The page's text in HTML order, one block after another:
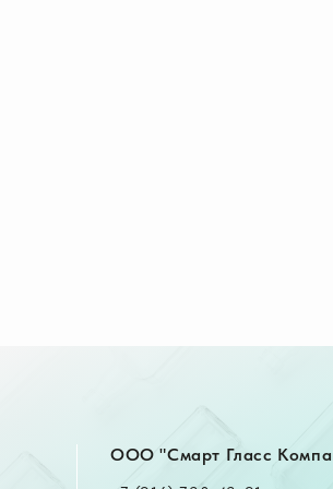
OOO "Смарт Гласс